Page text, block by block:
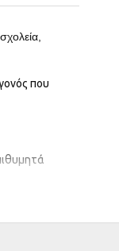
που